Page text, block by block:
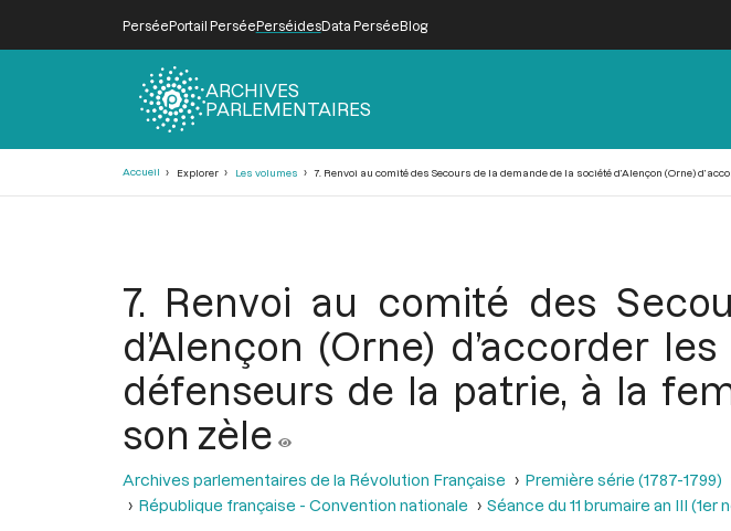
PerséePortail PerséePerséidesData PerséeBlog
ARCHIVES
PARLEMENTAIRES
Accueil Explorer Les volumes 7. Renvoi au comité des Secours de la demande de la société d’Alençon (Orne)
7. Renvoi au comité des
d’Alençon (Orne) d’accorder
défenseurs de la patrie, à la
son zèle
Archives parlementaires de la Révolution Française Première série (1787-1799)
République française - Convention nationale
Séance du 11 brumaire an III (1er